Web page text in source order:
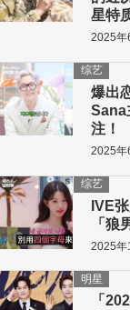
星特
2025年
爆出
Sana
注！
综艺
2025年
IVE
「狼
综艺
2025年
「
明星